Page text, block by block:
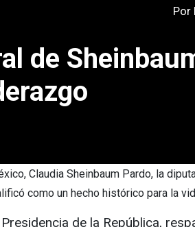
Por
de
Claudia Sheinbaum Pardo, la
como un hecho histórico para la
de la República,